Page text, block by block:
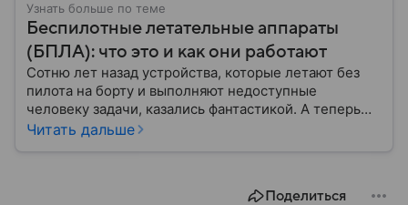
Узнать больше по теме
Беспилотные летательные аппараты
(БПЛА): что это и как они работают
Сотню лет назад устройства, которые летают без
пилота на борту и выполняют недоступные
человеку задачи, казались фантастикой. А теперь
они стали реальностью: собрали главное о
Читать дальше
Поделиться